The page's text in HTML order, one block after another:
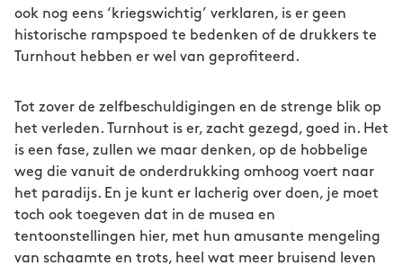
ook nog eens ‘kriegswichtig’ verklaren, is er geen
historische rampspoed te bedenken of de drukkers te
Turnhout hebben er wel van geprofiteerd.
Tot zover de zelfbeschuldigingen en de strenge blik op
het verleden. Turnhout is er, zacht gezegd, goed in. Het
is een fase, zullen we maar denken, op de hobbelige
weg die vanuit de onderdrukking omhoog voert naar
het paradijs. En je kunt er lacherig over doen, je moet
toch ook toegeven dat in de musea en
tentoonstellingen hier, met hun amusante mengeling
van schaamte en trots, heel wat meer bruisend leven